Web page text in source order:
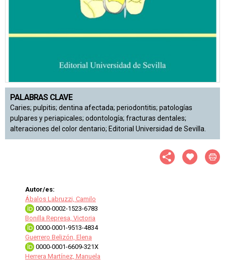
PALABRAS CLAVE
Caries; pulpitis; dentina afectada; periodontitis; patologías
pulpares y periapicales; odontología; fracturas dentales;
alteraciones del color dentario; Editorial Universidad de Sevilla.
Autor/es:
Ábalos Labruzzi, Camilo
0000-0002-1523-6783
Bonilla Represa, Victoria
0000-0001-9513-4834
Guerrero Belizón, Elena
0000-0001-6609-321X
Herrera Martínez, Manuela